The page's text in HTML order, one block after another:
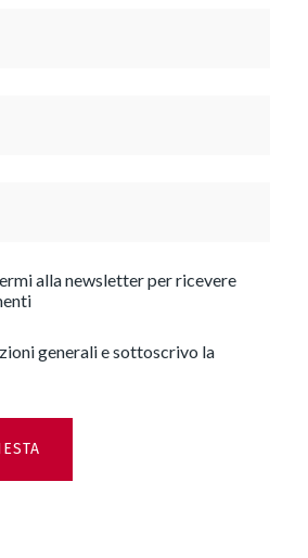
alla newsletter per ricevere
generali e sottoscrivo la